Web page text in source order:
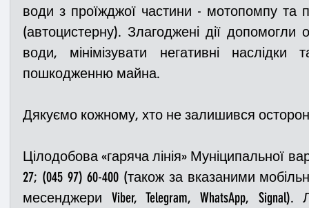
води з проїжджої частини - мотопомпу та
(автоцистерну). Злагоджені дії допомогли
води, мінімізувати негативні наслідки
пошкодженню майна.
Дякуємо кожному, хто не залишився
Цілодобова «гаряча лінія» Муніципальної
27; (045 97) 60-400 (також за вказаними
месенджери Viber, Telegram, WhatsApp,